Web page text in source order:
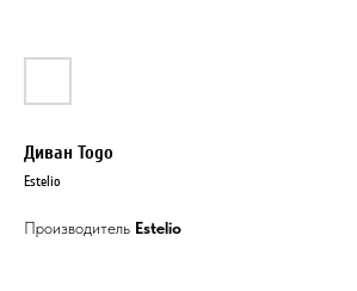
Диван Togo
Estelio
Производитель Estelio